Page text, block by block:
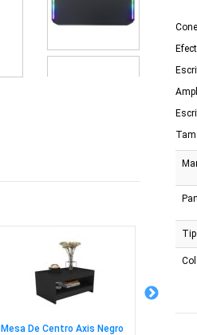
Mesa De Centro Axis Negro